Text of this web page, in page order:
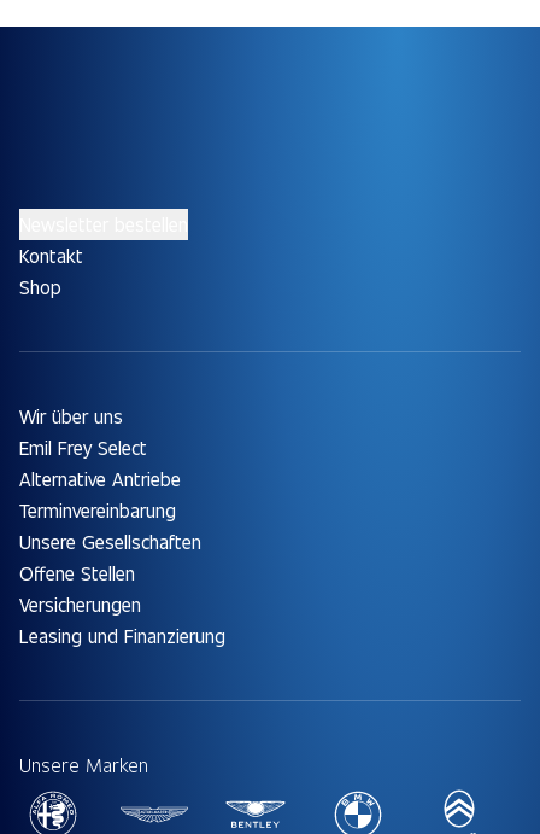
Kontakt
Shop
Wir über uns
Emil Frey Select
Alternative Antriebe
Terminvereinbarung
Unsere Gesellschaften
Offene Stellen
Versicherungen
Leasing und Finanzierung
Unsere Marken